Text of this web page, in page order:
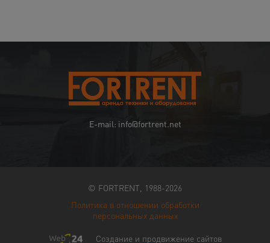
E-mail: info@fortrent.net
© FORTRENT, 1988-2026
Политика в отношении обработки
персональных данных
Создание и продвижение сайтов